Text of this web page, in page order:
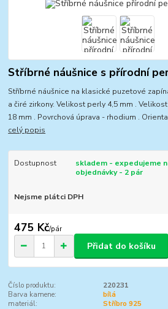
Stříbrné náušnice s přírodní
Stříbrné náušnice na klasické puzetové
a čiré zirkony. Velikost perly 4,5 mm .
18 mm . Povrchová úprava - rhodium .
celý popis
Dostupnost
skladem - expedujeme
objednávky - 2 pár
Nejsme plátci DPH
475 Kč/pár
Přidat do košíku
Číslo produktu:
220231
Barva kamene:
bílá
materiál:
Stříbro 925